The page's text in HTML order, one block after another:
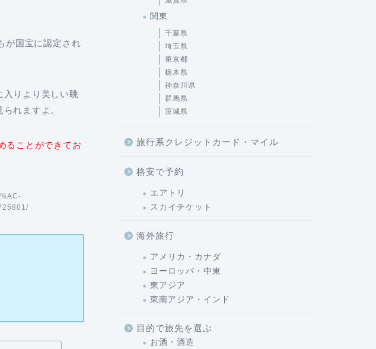
が国宝に認定され
入りより美しい眺
れますよ。
ることができてお
関東
千葉県
埼玉県
東京都
栃木県
神奈川県
群馬県
茨城県
旅行系クレジットカード・マイル
格安で予約
エアトリ
スカイチケット
海外旅行
アメリカ・カナダ
ヨーロッパ・中東
東アジア
東南アジア・インド
目的で旅先を選ぶ
お酒・酒造